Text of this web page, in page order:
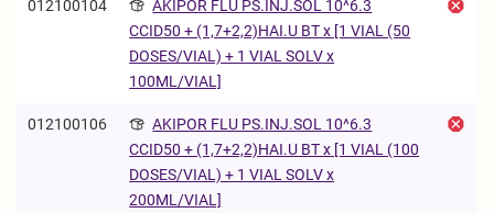
012100104
AKIPOR FLU PS.INJ.SOL 10^6.3
CCID50 + (1,7+2,2)HAI.U BT x [1 VIAL (50
DOSES/VIAL) + 1 VIAL SOLV x
100ML/VIAL]
012100106
AKIPOR FLU PS.INJ.SOL 10^6.3
CCID50 + (1,7+2,2)HAI.U BT x [1 VIAL (100
DOSES/VIAL) + 1 VIAL SOLV x
200ML/VIAL]